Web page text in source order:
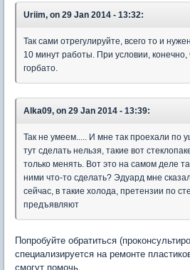
Uriim, on 29 Jan 2014 - 13:32:
Так сами отрегулируйте, всего то и
10 минут работы. При условии,
горбато.
Alka09, on 29 Jan 2014 - 13:39:
Так не умеем..... И мне так проехали по
тут сделать нельзя, такие вот
только менять. Вот это на самом деле
ними что-то сделать? Эдуард мне
сейчас, в такие холода, претензии по
предъявляют
Попробуйте обратиться
специализируется на ремонте
смогут помочь.